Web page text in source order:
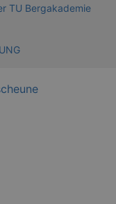
TU Bergakademie